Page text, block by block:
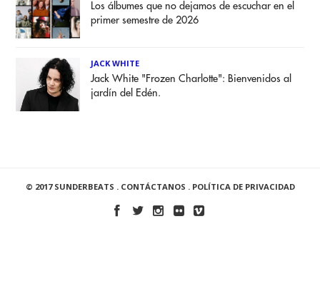
Los álbumes que no dejamos de escuchar en el
primer semestre de 2026
JACK WHITE
Jack White "Frozen Charlotte": Bienvenidos al
jardín del Edén.
© 2017 SUNDERBEATS . CONTÁCTANOS . POLÍTICA DE PRIVACIDAD